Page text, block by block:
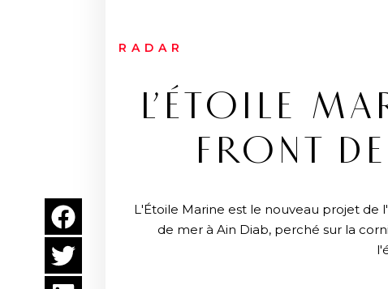
RADAR
L’ÉTOILE
FRONT
L'Étoile Marine est le nouveau projet de
de mer à Ain Diab, perché sur la